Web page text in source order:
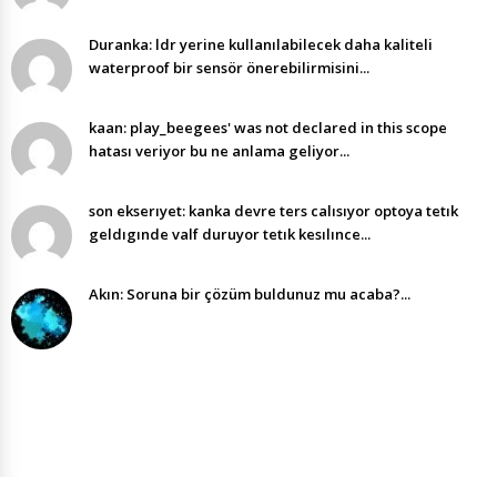
Duranka: ldr yerine kullanılabilecek daha kaliteli
waterproof bir sensör önerebilirmisini...
kaan: play_beegees' was not declared in this scope
hatası veriyor bu ne anlama geliyor...
son ekserıyet: kanka devre ters calısıyor optoya tetık
geldıgınde valf duruyor tetık kesılınce...
Akın: Soruna bir çözüm buldunuz mu acaba?...